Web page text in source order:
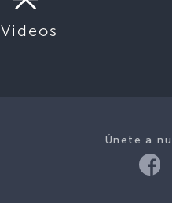
Videos
Únete a